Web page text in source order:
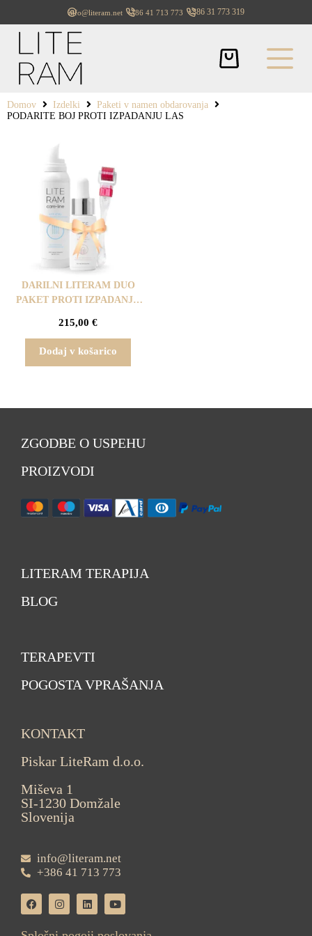
info@literam.net +386 41 713 773 +386 31 773 319
Domov Izdelki
Paketi v namen obdarovanja
PODARITE BOJ PROTI IZPADANJU LAS
DARILNI LITERAM DUO
PAKET PROTI IZPADANJU
DERMAROLLER S 600
215,00 €
Dodaj v košarico
ZGODBE O USPEHU
PROIZVODI
LITERAM TERAPIJA
BLOG
TERAPEVTI
POGOSTA VPRAŠANJA
KONTAKT
Piskar LiteRam d.o.o.
Miševa 1
SI-1230 Domžale
Slovenija
info@literam.net
+386 41 713 773